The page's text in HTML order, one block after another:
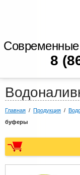
Современные
8
Главная / Продукция /
буферы